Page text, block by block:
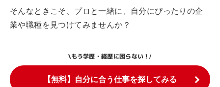
そんなときこそ、プロと一緒に、自分にぴったりの企
業や職種を見つけてみませんか？
\もう学歴・経歴に困らない！/
【無料】自分に合う仕事を探してみる